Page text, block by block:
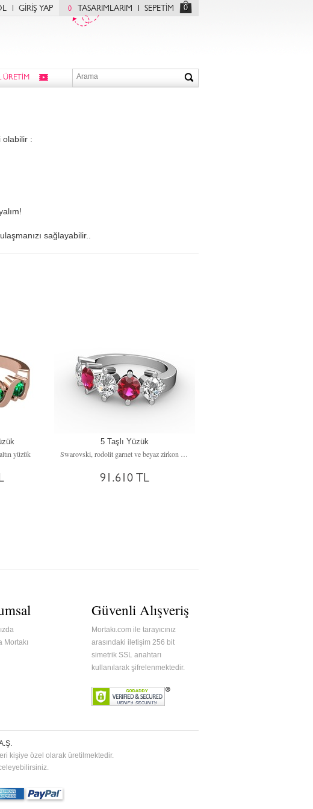
GİRİŞ YAP 0 TASARIMLARIM SEPETİM 0
ÜRETİM
olabilir :
sağlayabilir..
yüzük
5 Taşlı Yüzük
91.610 TL
Mortakı
Güvenli Alışveriş
Mortakı.com ile tarayıcınız
arasındaki iletişim 256 bit
simetrik SSL anahtarı
kullanılarak şifrelenmektedir.
kişiye özel olarak üretilmektedir.